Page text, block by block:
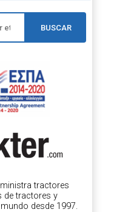
BUSCAR
tractores
de tractores y
desde 1997.